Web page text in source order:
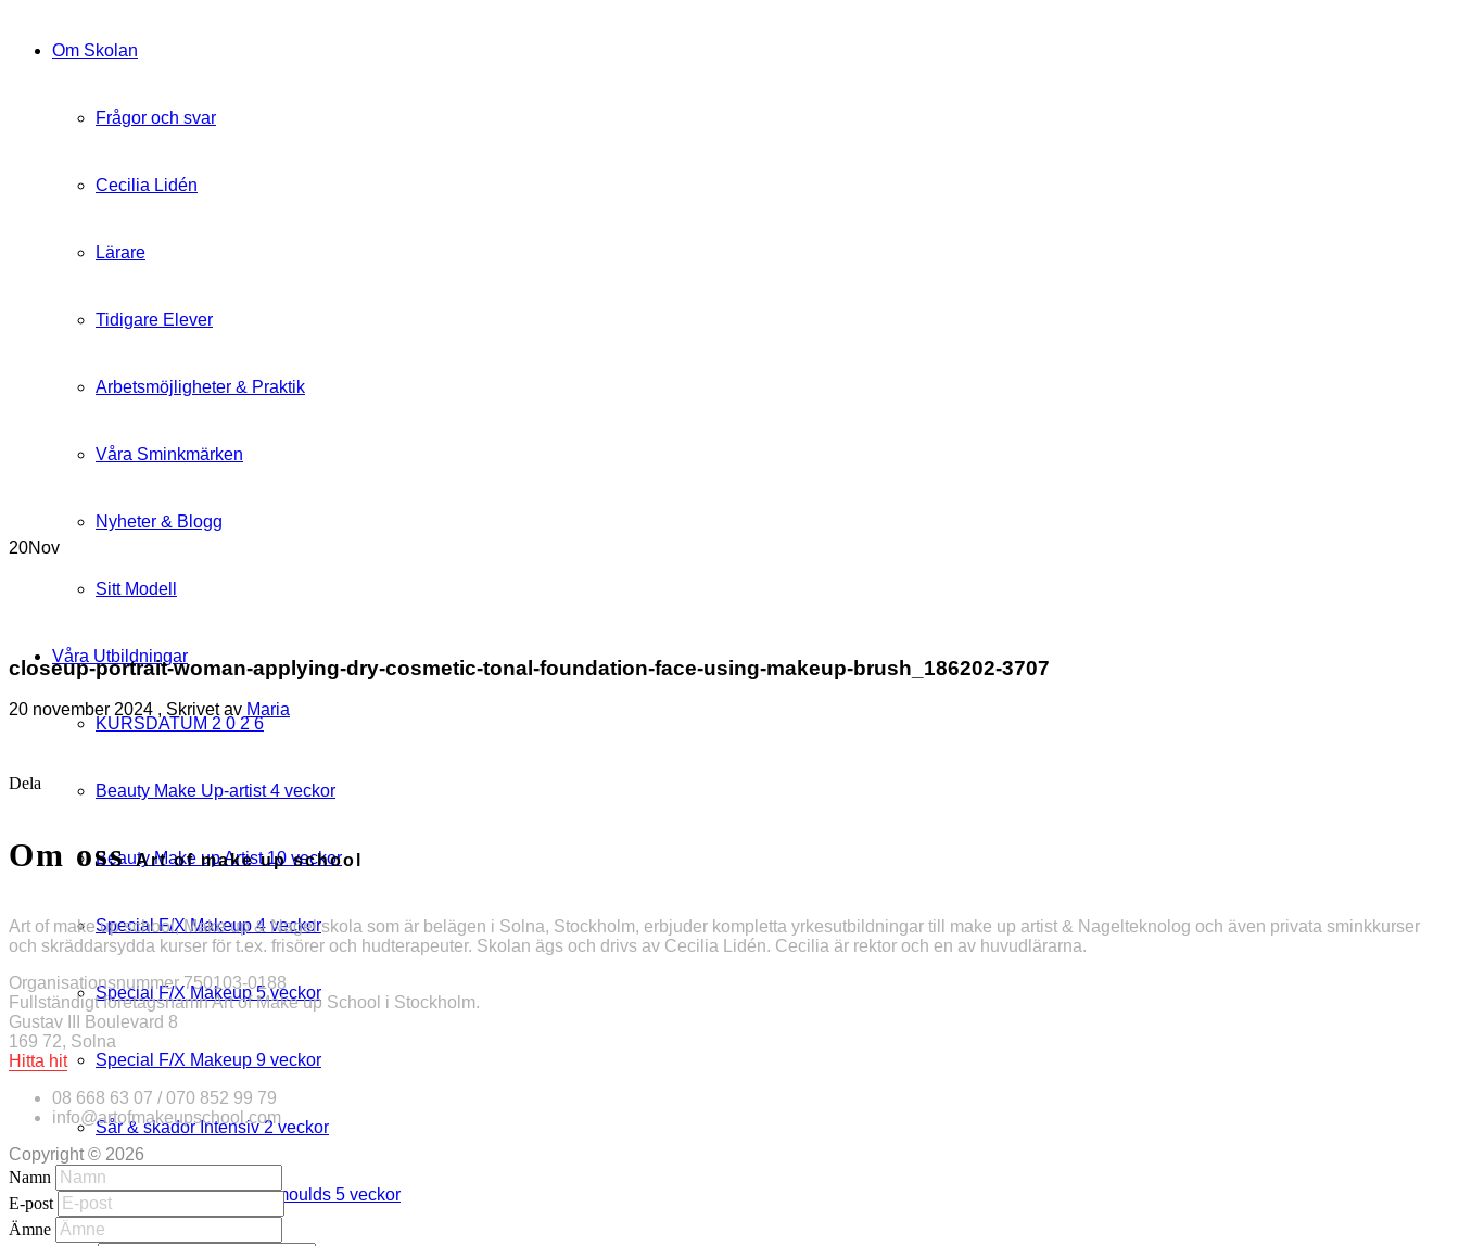
Om Skolan
Frågor och svar
Cecilia Lidén
Lärare
Tidigare Elever
Arbetsmöjligheter & Praktik
Våra Sminkmärken
Nyheter & Blogg
Sitt Modell
Våra Utbildningar
KURSDATUM 2 0 2 6
Beauty Make Up-artist 4 veckor
Beauty Make up Artist 10 veckor
Special F/X Makeup 4 veckor
Special F/X Makeup 5 veckor
Special F/X Makeup 9 veckor
Sår & skador Intensiv 2 veckor
Prosthetics Face & Flatmoulds 5 veckor
20Nov
closeup-portrait-woman-applying-dry-cosmetic-tonal-foundation-face-using-makeup-brush_186202-3707
20 november 2024 , Skrivet av Maria
Dela
Om ossArt of make up school
Art of make up school, Make up & Nagel skola som är belägen i Solna, Stockholm, erbjuder kompletta yrkesutbildningar till make up artist & Nagelteknolog och även privata sminkkurser
och skräddarsydda kurser för t.ex. frisörer och hudterapeuter. Skolan ägs och drivs av Cecilia Lidén. Cecilia är rektor och en av huvudlärarna.
Organisationsnummer 750103-0188
Fullständigt företagsnamn Art of Make up School i Stockholm.
Gustav III Boulevard 8
169 72, Solna
Hitta hit
08 668 63 07 / 070 852 99 79
info@artofmakeupschool.com
Copyright © 2026
Namn
E-post
Ämne